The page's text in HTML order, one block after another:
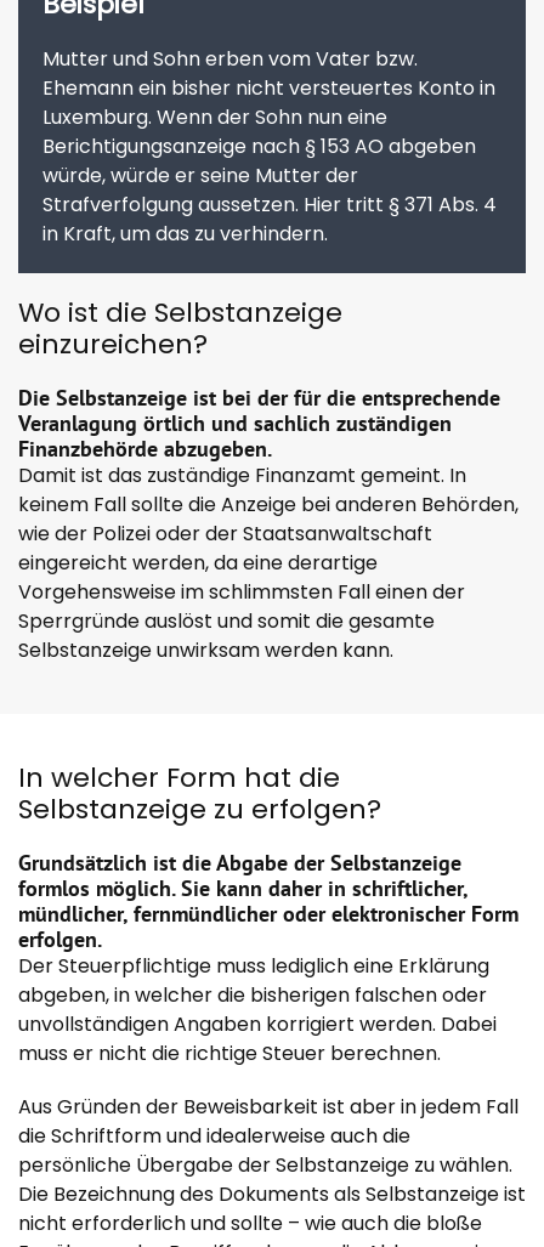
Mutter und Sohn erben vom Vater bzw.
Ehemann ein bisher nicht versteuertes Konto in
Luxemburg. Wenn der Sohn nun eine
Berichtigungsanzeige nach § 153 AO abgeben
würde, würde er seine Mutter der
Strafverfolgung aussetzen. Hier tritt § 371 Abs. 4
in Kraft, um das zu verhindern.
Wo ist die Selbstanzeige
einzureichen?
Die Selbstanzeige ist bei der für die entsprechende
Veranlagung örtlich und sachlich zuständigen
Finanzbehörde abzugeben.
Damit ist das zuständige Finanzamt gemeint. In
keinem Fall sollte die Anzeige bei anderen Behörden,
wie der Polizei oder der Staatsanwaltschaft
eingereicht werden, da eine derartige
Vorgehensweise im schlimmsten Fall einen der
Sperrgründe auslöst und somit die gesamte
Selbstanzeige unwirksam werden kann.
In welcher Form hat die
Selbstanzeige zu erfolgen?
Grundsätzlich ist die Abgabe der Selbstanzeige
formlos möglich. Sie kann daher in schriftlicher,
mündlicher, fernmündlicher oder elektronischer Form
erfolgen.
Der Steuerpflichtige muss lediglich eine Erklärung
abgeben, in welcher die bisherigen falschen oder
unvollständigen Angaben korrigiert werden. Dabei
muss er nicht die richtige Steuer berechnen.
Aus Gründen der Beweisbarkeit ist aber in jedem Fall
die Schriftform und idealerweise auch die
persönliche Übergabe der Selbstanzeige zu wählen.
Die Bezeichnung des Dokuments als Selbstanzeige ist
nicht erforderlich und sollte – wie auch die bloße